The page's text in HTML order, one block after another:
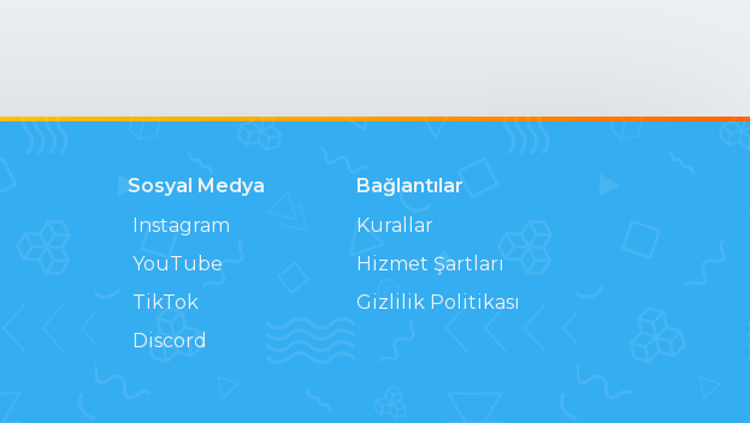
Sosyal Medya
Instagram
YouTube
TikTok
Discord
Bağlantılar
Kurallar
Hizmet Şartları
Gizlilik Politikası